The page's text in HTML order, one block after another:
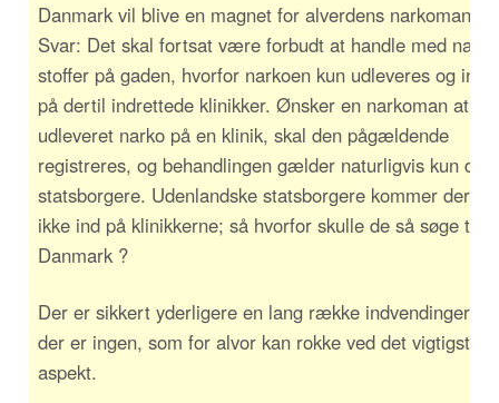
Danmark vil blive en magnet for alverdens narkomaner !
Svar: Det skal fortsat være forbudt at handle med
stoffer på gaden, hvorfor narkoen kun udleveres og
på dertil indrettede klinikker. Ønsker en narkoman at få
udleveret narko på en klinik, skal den pågældende
registreres, og behandlingen gælder naturligvis kun
statsborgere. Udenlandske statsborgere kommer
ikke ind på klinikkerne; så hvorfor skulle de så søge til
Danmark ?
Der er sikkert yderligere en lang række indvendinger,
der er ingen, som for alvor kan rokke ved det vigtigste
aspekt.